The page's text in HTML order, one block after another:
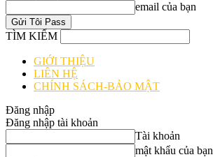
email của bạn
TÌM KIẾM
GIỚI THIỆU
LIÊN HỆ
CHÍNH SÁCH-BẢO MẬT
Đăng nhập
Đăng nhập tài khoản
Tài khoản
mật khẩu của bạn